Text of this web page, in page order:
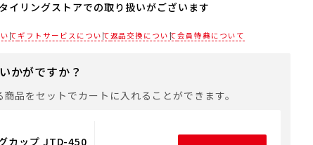
対応しておりません。
お使いいただけるギフト用品をご用意しておりますので、
バッグや手提げ袋が必要な場合は、以下より合わせてご購
ギフト用品
イリングストアでの取り扱いがございます
店舗までお電話にてご確認ください。
て ギフトサービスについて返品交換について会員特典について
かがですか？
品をセットでカートに入れることができます。
カップ JTD-450